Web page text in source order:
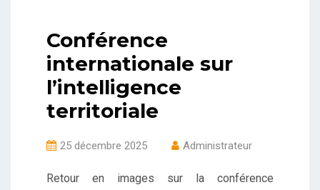
Conférence
internationale sur
l’intelligence
territoriale
25 décembre 2025 Administrateur
Retour en images sur la conférence